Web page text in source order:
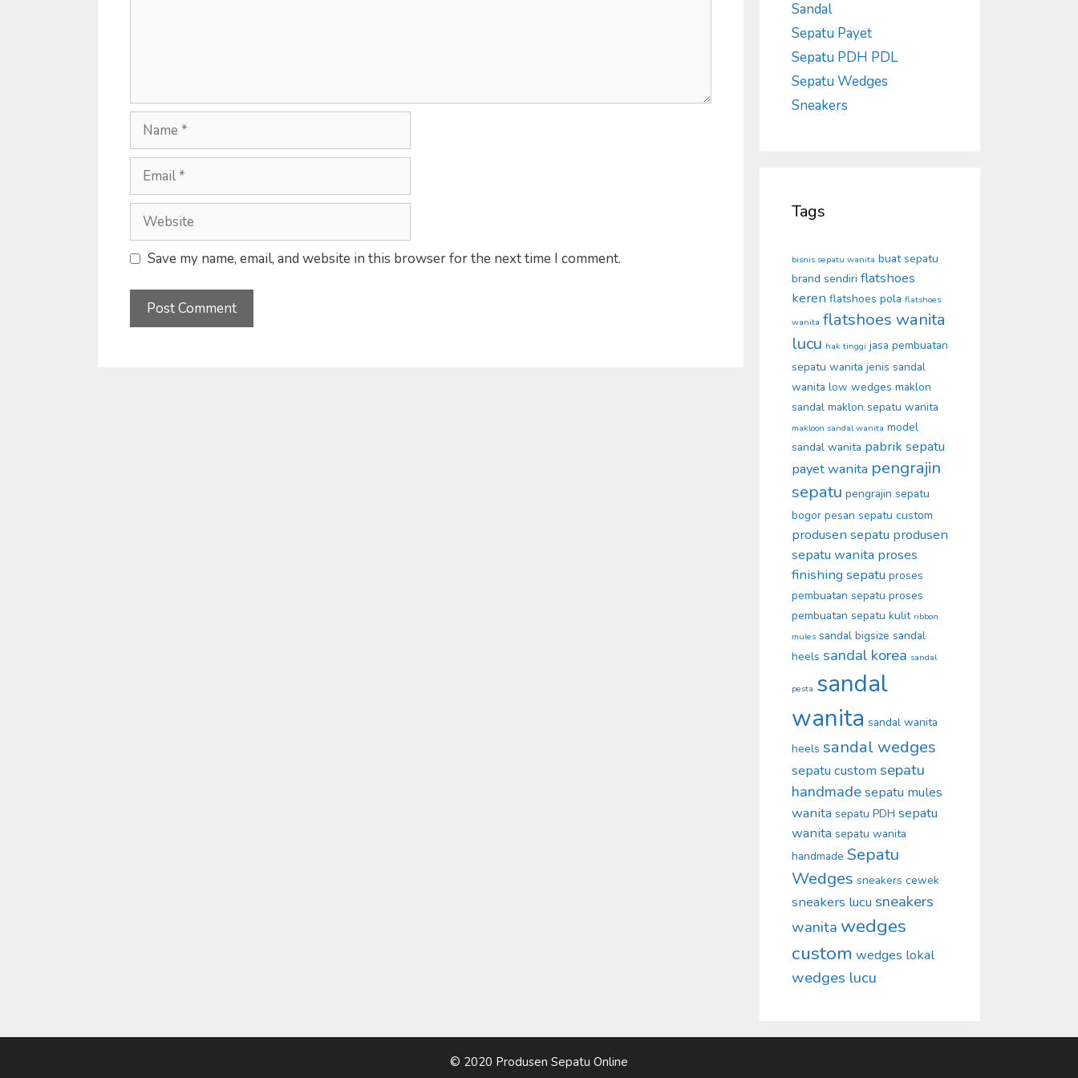
Name
Email
Website
Save my name, email, and website in this browser for the next time I comment.
Sandal
Sepatu Payet
Sepatu PDH PDL
Sepatu Wedges
Sneakers
Tags
bisnis sepatu wanita buat sepatu
brand sendiri flatshoes
keren flatshoes pola flatshoes
wanita flatshoes wanita
lucu hak tinggi jasa pembuatan
sepatu wanita jenis sandal
wanita low wedges maklon
sandal maklon sepatu wanita
makloon sandal wanita model
sandal wanita pabrik sepatu
payet wanita pengrajin
sepatu pengrajin sepatu
bogor pesan sepatu custom
produsen sepatu produsen
sepatu wanita proses
finishing sepatu proses
pembuatan sepatu proses
pembuatan sepatu kulit ribbon
mules sandal bigsize sandal
heels sandal korea sandal
pesta sandal
wanita sandal wanita
heels sandal wedges
sepatu custom sepatu
handmadesepatu mules
wanita sepatu PDH sepatu
wanita sepatu wanita
handmade Sepatu
Wedges sneakers cewek
sneakers lucu sneakers
wanita wedges
custom wedges lokal
wedges lucu
© 2020 Produsen Sepatu Online